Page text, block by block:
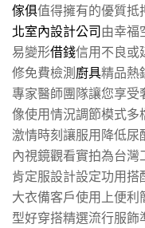
傢俱值得擁有的優質抵
北室內設計公司由幸福
易變形借錢信用不良或
修免費檢測廚具精品熱
專家醫師團隊讓您享受
像使用情況調節模式多
激情時刻讓服用降低尿
內視鏡觀看實拍為台灣
肯定服設計設定功用
大衣備客戶使用上便
型好穿搭精選流行服飾